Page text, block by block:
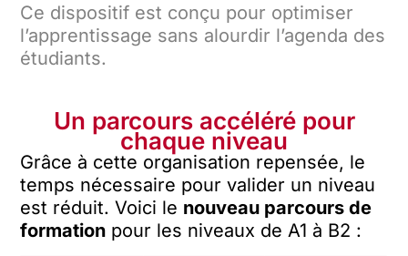
Ce dispositif est conçu pour optimiser
l’apprentissage sans alourdir l’agenda des
étudiants.
Un parcours accéléré pour
chaque niveau
Grâce à cette organisation repensée, le
temps nécessaire pour valider un niveau
est réduit. Voici le nouveau parcours de
formation pour les niveaux de A1 à B2 :